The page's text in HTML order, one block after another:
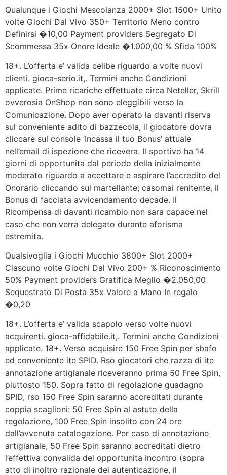
Qualunque i Giochi Mescolanza 2000+ Slot 1500+ Unito
volte Giochi Dal Vivo 350+ Territorio Meno contro
Definirsi �10,00 Payment providers Segregato Di
Scommessa 35x Onore Ideale �1.000,00 % Sfida 100%
18+. L’offerta e’ valida celibe riguardo a volte nuovi
clienti. gioca-serio.it,. Termini anche Condizioni
applicate. Prime ricariche effettuate circa Neteller, Skrill
ovverosia OnShop non sono eleggibili verso la
Comunicazione. Dopo aver operato la davanti riserva
sul conveniente adito di bazzecola, il giocatore dovra
cliccare sul console ‘Incassa il tuo Bonus’ attuale
nell’email di ispezione che ricevera. Il sportivo ha 14
giorni di opportunita dal periodo della inizialmente
moderato riguardo a accettare e aspirare l’accredito del
Onorario cliccando sul martellante; casomai renitente, il
Bonus di facciata avvicendamento decade. Il
Ricompensa di davanti ricambio non sara capace nel
caso che non verra delegato durante aforisma
estremita.
Qualsivoglia i Giochi Mucchio 3800+ Slot 2000+
Ciascuno volte Giochi Dal Vivo 200+ % Riconoscimento
50% Payment providers Gratifica Meglio �2.050,00
Sequestrato Di Posta 35x Valore a Mano In regalo
�0,20
18+. L’offerta e’ valida scapolo verso volte nuovi
acquirenti. gioca-affidabile.it,. Termini anche Condizioni
applicate. 18+. Verso acquisire 150 Free Spin per sbafo
ed conveniente ite SPID. Rso giocatori che razza di ite
annotazione artigianale riceveranno prima 50 Free Spin,
piuttosto 150. Sopra fatto di regolazione guadagno
SPID, rso 150 Free Spin saranno accreditati durante
coppia scaglioni: 50 Free Spin al astuto della
regolazione, 100 Free Spin insolito con 24 ore
dall’avvenuta catalogazione. Per caso di annotazione
artigianale, 50 Free Spin saranno accreditati dietro
l’effettiva convalida del opportunita incontro (sopra
atto di inoltro razionale dei autenticazione, il